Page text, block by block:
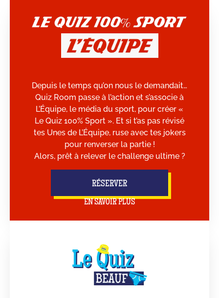
Depuis le temps qu’on nous le demandait…
Quiz Room passe à l’action et s’associe à
L’Équipe, le média du sport, pour créer «
Le Quiz 100% Sport ». Et si t’as pas révisé
tes Unes de L’Équipe, ruse avec tes jokers
pour renverser la partie !
Alors, prêt à relever le challenge ultime ?
RÉSERVER
EN SAVOIR PLUS